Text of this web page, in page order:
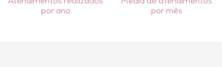
Atendimentos realizados
por ano
Média de atendimentos
por mês